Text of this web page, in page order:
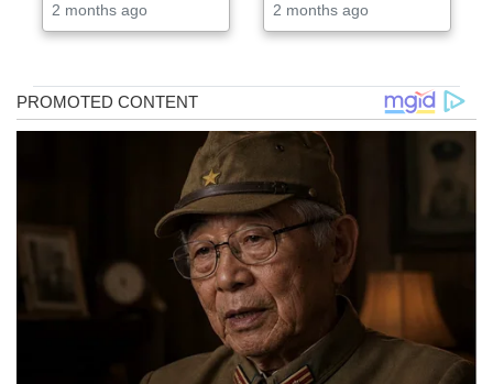
2 months ago 2 months ago